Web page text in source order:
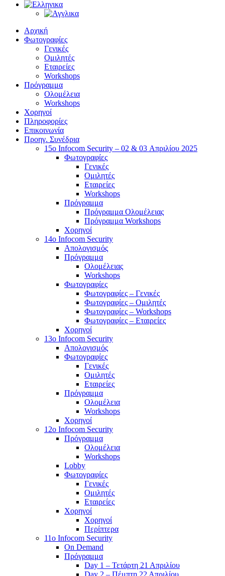
Αρχική
Φωτογραφίες
Γενικές
Ομιλητές
Εταιρείες
Workshops
Πρόγραμμα
Ολομέλεια
Workshops
Χορηγοί
Πληροφορίες
Επικοινωνία
Προηγ. Συνέδρια
15o Infocom Security – 02 & 03 Απριλίου 2025
Φωτογραφίες
Γενικές
Ομιλητές
Εταιρείες
Workshops
Πρόγραμμα
Πρόγραμμα Ολομέλειας
Πρόγραμμα Workshops
Χορηγοί
14o Infocom Security
Απολογισμός
Πρόγραμμα
Ολομέλειας
Workshops
Φωτογραφίες
Φωτογραφίες – Γενικές
Φωτογραφίες – Ομιλητές
Φωτογραφίες – Workshops
Φωτογραφίες – Εταιρείες
Χορηγοί
13o Infocom Security
Απολογισμός
Φωτογραφίες
Γενικές
Ομιλητές
Εταιρείες
Πρόγραμμα
Ολομέλεια
Workshops
Χορηγοί
12o Infocom Security
Πρόγραμμα
Ολομέλεια
Workshops
Lobby
Φωτογραφίες
Γενικές
Ομιλητές
Εταιρείες
Χορηγοί
Χορηγοί
Περίπτερα
11o Infocom Security
On Demand
Πρόγραμμα
Day 1 – Τετάρτη 21 Απριλίου
Day 2 – Πέμπτη 22 Απριλίου